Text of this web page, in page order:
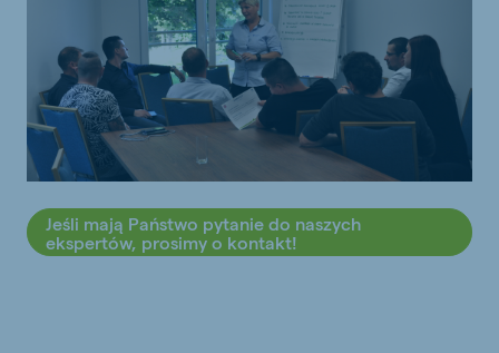
Jeśli mają Państwo pytanie do naszych
ekspertów, prosimy o kontakt!